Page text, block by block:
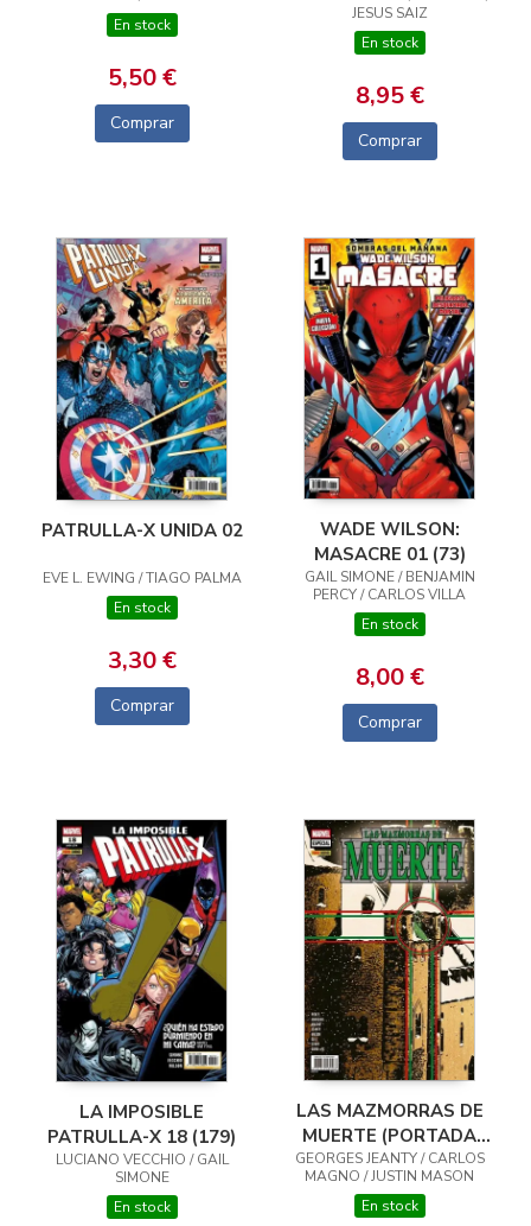
En stock
5,50 €
Comprar
JESUS SAIZ
En stock
8,95 €
Comprar
PATRULLA-X UNIDA 02
EVE L. EWING / TIAGO PALMA
En stock
3,30 €
Comprar
WADE WILSON:
MASACRE 01 (73)
GAIL SIMONE / BENJAMIN
PERCY / CARLOS VILLA
En stock
8,00 €
Comprar
LA IMPOSIBLE
PATRULLA-X 18 (179)
LUCIANO VECCHIO / GAIL
SIMONE
En stock
LAS MAZMORRAS DE
MUERTE (PORTADA
ALTERNATIVA JORGE
FORNÉS)
GEORGES JEANTY / CARLOS
MAGNO / JUSTIN MASON
En stock